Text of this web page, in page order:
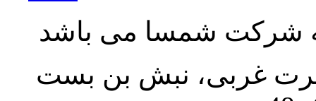
شرکت شمسا می باشد
غربی، نبش بن بست